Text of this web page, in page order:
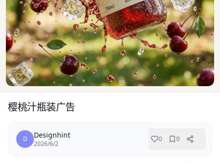
樱桃汁瓶装广告
D Designhint
2026/6/2
0 0